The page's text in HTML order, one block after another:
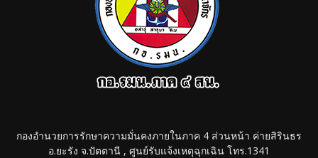
กองอำนวยการรักษาความมั่นคงภายในภาค 4 ส่วนหน้า ค่ายสิรินธร
อ.ยะรัง จ.ปัตตานี , ศูนย์รับแจ้งเหตุฉุกเฉิน โทร.1341